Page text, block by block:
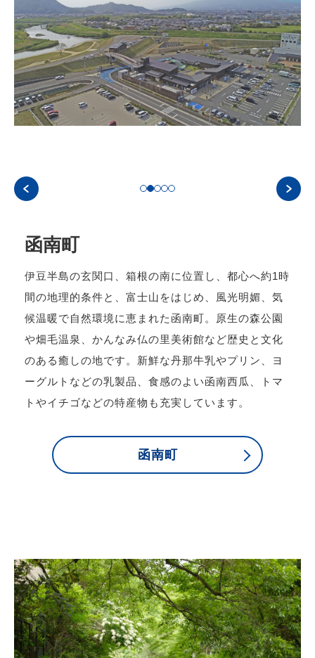
函南町
伊豆半島の玄関口、箱根の南に位置し、都心へ約1時
間の地理的条件と、富士山をはじめ、風光明媚、気
候温暖で自然環境に恵まれた函南町。原生の森公園
や畑毛温泉、かんなみ仏の里美術館など歴史と文化
のある癒しの地です。新鮮な丹那牛乳やプリン、ヨ
ーグルトなどの乳製品、食感のよい函南西瓜、トマ
トやイチゴなどの特産物も充実しています。
函南町